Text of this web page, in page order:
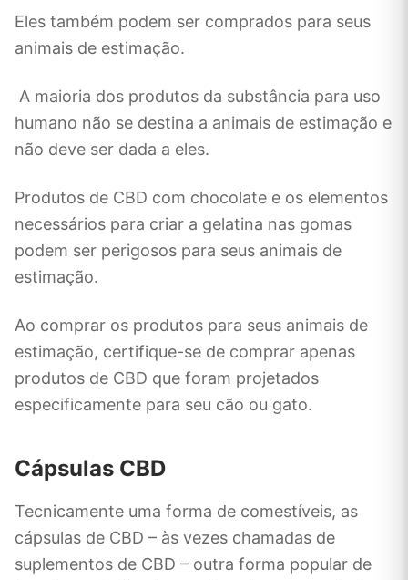
Eles também podem ser comprados para seus
animais de estimação.
A maioria dos produtos da substância para uso
humano não se destina a animais de estimação e
não deve ser dada a eles.
Produtos de CBD com chocolate e os elementos
necessários para criar a gelatina nas gomas
podem ser perigosos para seus animais de
estimação.
Ao comprar os produtos para seus animais de
estimação, certifique-se de comprar apenas
produtos de CBD que foram projetados
especificamente para seu cão ou gato.
Cápsulas CBD
Tecnicamente uma forma de comestíveis, as
cápsulas de CBD – às vezes chamadas de
suplementos de CBD – outra forma popular de